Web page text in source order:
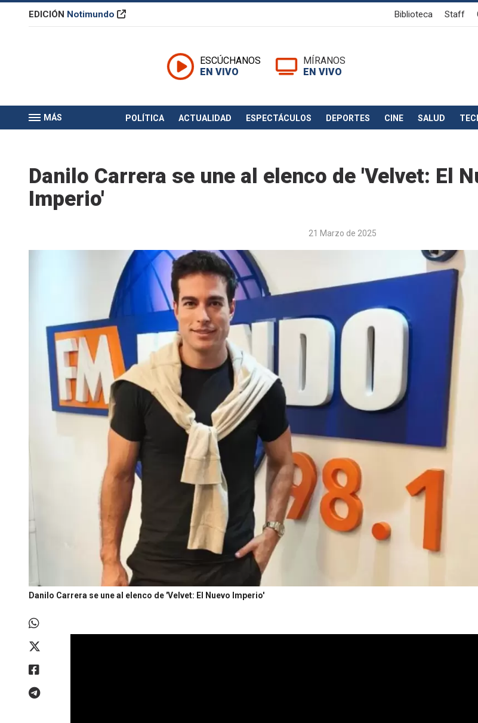
EDICIÓN Notimundo Biblioteca Staff
ESCÚCHANOS
EN VIVO
MÍRANOS
EN VIVO
MÁS POLÍTICA ACTUALIDAD ESPECTÁCULOS DEPORTES CINE SALUD
Danilo Carrera se une al elenco de 'Velvet: El
Imperio'
21 Marzo de 2025
Danilo Carrera se une al elenco de 'Velvet: El Nuevo Imperio'